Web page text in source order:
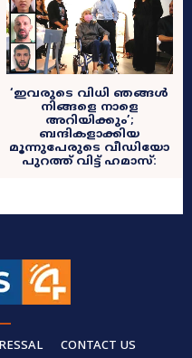
‘ഇവരുടെ വിധി ഞങ്ങൾ
നിങ്ങളെ നാളെ
അറിയിക്കും’;
ബന്ദികളാക്കിയ
മൂന്നുപേരുടെ വീഡിയോ
പുറത്ത് വിട്ട് ഹമാസ്:
CONTACT US